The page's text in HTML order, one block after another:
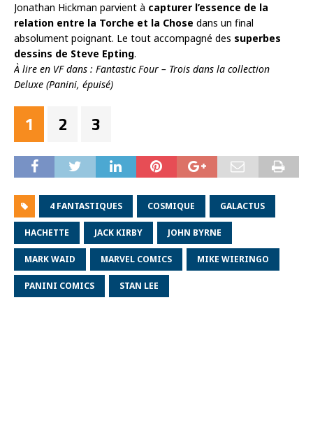
Jonathan Hickman parvient à capturer l’essence de la
relation entre la Torche et la Chose dans un final
absolument poignant. Le tout accompagné des superbes
dessins de Steve Epting.
À lire en VF dans : Fantastic Four – Trois dans la collection
Deluxe (Panini, épuisé)
1 2 3
4 FANTASTIQUES COSMIQUE GALACTUS
HACHETTE JACK KIRBY JOHN BYRNE
MARK WAID MARVEL COMICS MIKE WIERINGO
PANINI COMICS STAN LEE